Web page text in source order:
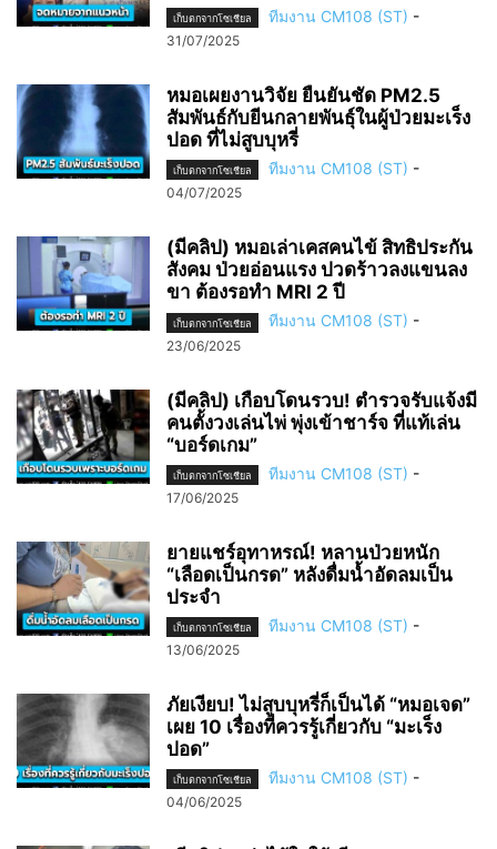
เก็บตกจากโซเชียล ทีมงาน CM108 (ST) -
31/07/2025
หมอเผยงานวิจัย ยืนยันชัด PM2.5
สัมพันธ์กับยีนกลายพันธุ์ในผู้ป่วยมะเร็ง
ปอด ที่ไม่สูบบุหรี่
เก็บตกจากโซเชียล ทีมงาน CM108 (ST) -
04/07/2025
(มีคลิป) หมอเล่าเคสคนไข้ สิทธิประกัน
สังคม ป่วยอ่อนแรง ปวดร้าวลงแขนลง
ขา ต้องรอทำ MRI 2 ปี
เก็บตกจากโซเชียล ทีมงาน CM108 (ST) -
23/06/2025
(มีคลิป) เกือบโดนรวบ! ตำรวจรับแจ้งมี
คนตั้งวงเล่นไพ่ พุ่งเข้าชาร์จ ที่แท้เล่น
“บอร์ดเกม”
เก็บตกจากโซเชียล ทีมงาน CM108 (ST) -
17/06/2025
ยายแชร์อุทาหรณ์! หลานป่วยหนัก
“เลือดเป็นกรด” หลังดื่มน้ำอัดลมเป็น
ประจำ
เก็บตกจากโซเชียล ทีมงาน CM108 (ST) -
13/06/2025
ภัยเงียบ! ไม่สูบบุหรี่ก็เป็นได้ “หมอเจด”
เผย 10 เรื่องที่ควรรู้เกี่ยวกับ “มะเร็ง
ปอด”
เก็บตกจากโซเชียล ทีมงาน CM108 (ST) -
04/06/2025